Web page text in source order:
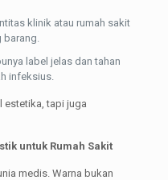
klinik atau rumah sakit
label jelas dan tahan
infeksius.
estetika, tapi juga
untuk Rumah Sakit
medis. Warna bukan